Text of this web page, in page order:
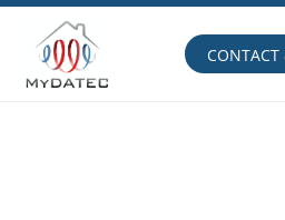
Passer
contenu
CONTACT